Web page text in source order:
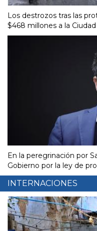
Los destrozos tras las
$468 millones a la
En la peregrinación por
Gobierno por la ley de
INTERNACIONES